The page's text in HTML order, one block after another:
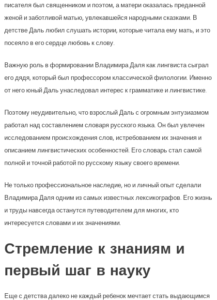
писателя был священником и поэтом, а матери оказалась преданной
женой и заботливой матью, увлекавшейся народными сказками. В
детстве Даль любил слушать истории, которые читала ему мать, и это
посеяло в его сердце любовь к слову.
Важную роль в формировании Владимира Даля как лингвиста сыграл
его дядя, который был профессором классической филологии. Именно
от него юный Даль унаследовал интерес к грамматике и лингвистике.
Поэтому неудивительно, что взрослый Даль с огромным энтузиазмом
работал над составлением словаря русского языка. Он был увлечен
исследованием происхождения слов, истребованием их значения и
описанием лингвистических особенностей. Его словарь стал самой
полной и точной работой по русскому языку своего времени.
Не только профессиональное наследие, но и личный опыт сделали
Владимира Даля одним из самых известных лексикографов. Его жизнь
и труды навсегда останутся путеводителем для многих, кто
интересуется словами и их значениями.
Стремление к знаниям и
первый шаг в науку
Еще с детства далеко не каждый ребенок мечтает стать выдающимся